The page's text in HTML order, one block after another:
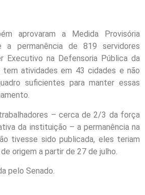
aprovaram a Medida Provisória
a permanência de 819 servidores
Executivo na Defensoria Pública da
tem atividades em 43 cidades e não
suficientes para manter essas
– cerca de 2/3 da força
da instituição – a permanência na
tivesse sido publicada, eles teriam
origem a partir de 27 de julho.
pelo Senado.